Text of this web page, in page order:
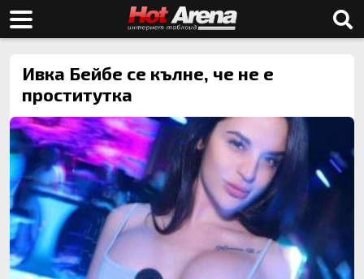
Ивка Бейбе се кълне, че не е
проститутка